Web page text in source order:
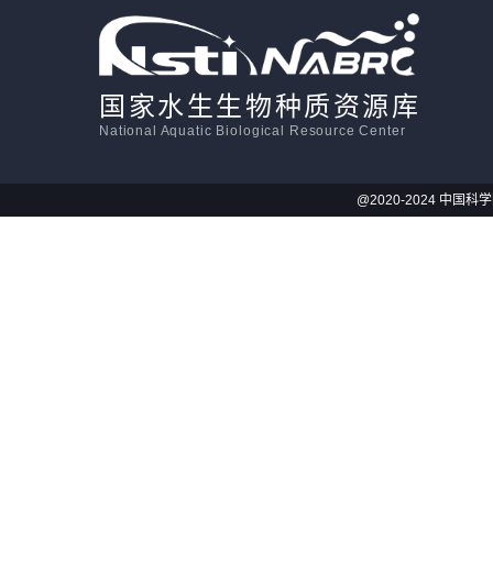
国家水生生物种质资源库
National Aquatic Biological Resource Center
@2020-2024 中国科